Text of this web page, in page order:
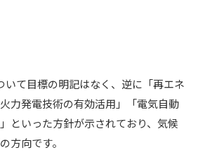
いて目標の明記はなく、逆に「再エネ
力発電技術の有効活用」「電気自動
といった方針が示されており、気候
方向です。